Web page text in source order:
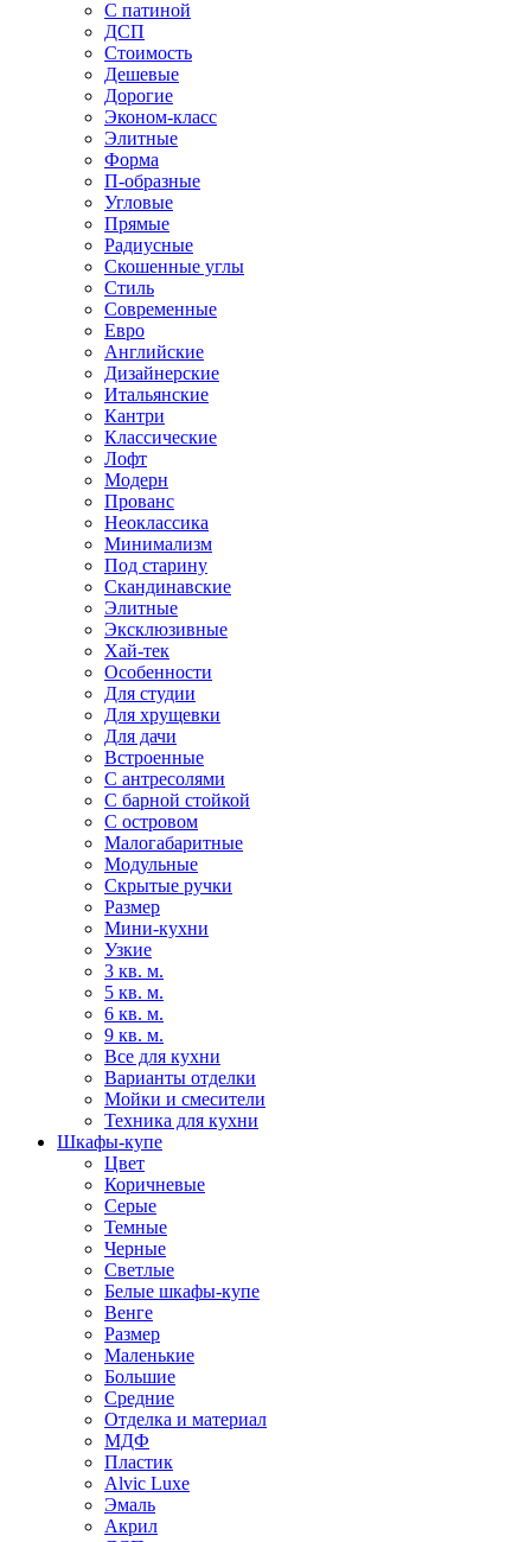
С патиной
ДСП
Стоимость
Дешевые
Дорогие
Эконом-класс
Элитные
Форма
П-образные
Угловые
Прямые
Радиусные
Скошенные углы
Стиль
Современные
Евро
Английские
Дизайнерские
Итальянские
Кантри
Классические
Лофт
Модерн
Прованс
Неоклассика
Минимализм
Под старину
Скандинавские
Элитные
Эксклюзивные
Хай-тек
Особенности
Для студии
Для хрущевки
Для дачи
Встроенные
С антресолями
С барной стойкой
С островом
Малогабаритные
Модульные
Скрытые ручки
Размер
Мини-кухни
Узкие
3 кв. м.
5 кв. м.
6 кв. м.
9 кв. м.
Все для кухни
Варианты отделки
Мойки и смесители
Техника для кухни
Шкафы-купе
Цвет
Коричневые
Серые
Темные
Черные
Светлые
Белые шкафы-купе
Венге
Размер
Маленькие
Большие
Средние
Отделка и материал
МДФ
Пластик
Alvic Luxe
Эмаль
Акрил